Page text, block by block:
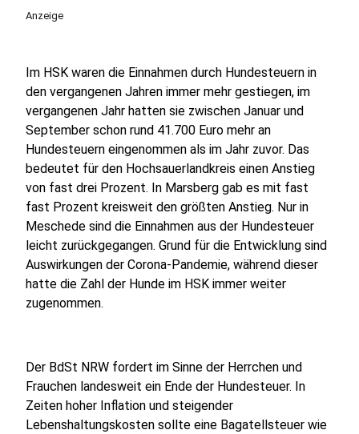
Anzeige
Im HSK waren die Einnahmen durch Hundesteuern in
den vergangenen Jahren immer mehr gestiegen, im
vergangenen Jahr hatten sie zwischen Januar und
September schon rund 41.700 Euro mehr an
Hundesteuern eingenommen als im Jahr zuvor. Das
bedeutet für den Hochsauerlandkreis einen Anstieg
von fast drei Prozent. In Marsberg gab es mit fast
fast Prozent kreisweit den größten Anstieg. Nur in
Meschede sind die Einnahmen aus der Hundesteuer
leicht zurückgegangen. Grund für die Entwicklung sind
Auswirkungen der Corona-Pandemie, während dieser
hatte die Zahl der Hunde im HSK immer weiter
zugenommen.
Der BdSt NRW fordert im Sinne der Herrchen und
Frauchen landesweit ein Ende der Hundesteuer. In
Zeiten hoher Inflation und steigender
Lebenshaltungskosten sollte eine Bagatellsteuer wie